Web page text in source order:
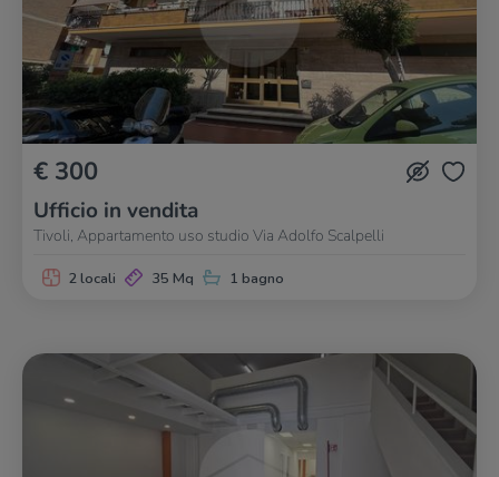
€ 300
Ufficio in vendita
Tivoli, Appartamento uso studio Via Adolfo Scalpelli
2 locali 35 Mq 1 bagno